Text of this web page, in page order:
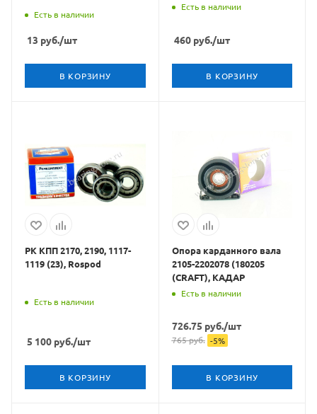
Есть в наличии
13 руб./шт
В КОРЗИНУ
Есть в наличии
460руб./шт
В КОРЗИНУ
РК КПП 2170, 2190, 1117-
1119 (23), Rospod
Есть в наличии
5 100 руб./шт
В КОРЗИНУ
Опора карданного вала
2105-2202078 (180205
(CRAFT), КАДАР
Есть в наличии
726.75 руб./шт
765руб. -5%
В КОРЗИНУ